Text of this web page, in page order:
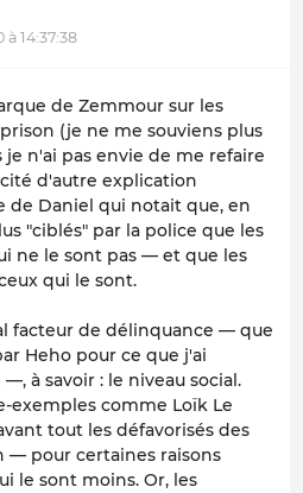
14:37:38
de Zemmour sur les
(je ne me souviens plus
n'ai pas envie de me refaire
d'autre explication
de Daniel qui notait que, en
"ciblés" par la police que les
ne le sont pas — et que les
qui le sont.
facteur de délinquance — que
Heho pour ce que j'ai
à savoir : le niveau social.
exemples comme Loïk Le
tout les défavorisés des
— pour certaines raisons
le sont moins. Or, les